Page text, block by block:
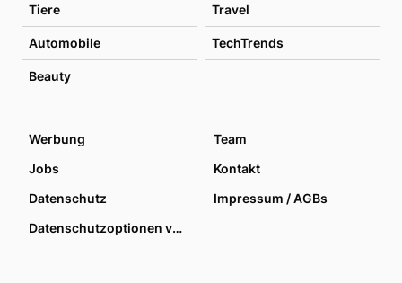
Tiere Travel
Automobile TechTrends
Beauty
Werbung
Team
Jobs
Kontakt
Datenschutz
Impressum / AGBs
Datenschutzoptionen verwalten